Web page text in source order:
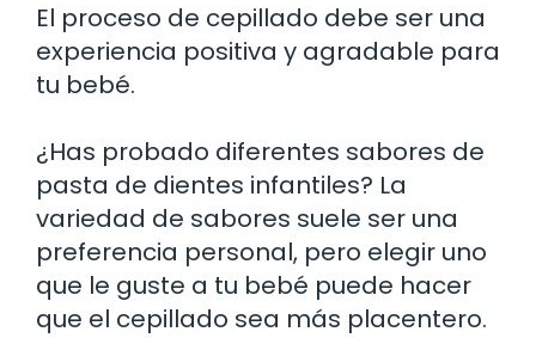
El proceso de cepillado debe ser una
experiencia positiva y agradable para
tu bebé.
¿Has probado diferentes sabores de
pasta de dientes infantiles? La
variedad de sabores suele ser una
preferencia personal, pero elegir uno
que le guste a tu bebé puede hacer
que el cepillado sea más placentero.